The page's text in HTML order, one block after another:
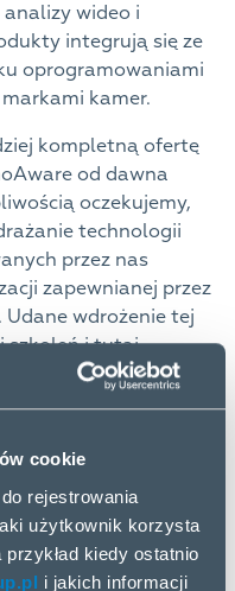
cookie
rejestrowania
użytkownik korzysta
kiedy ostatnio
i jakich informacji
wideo i
integrują się ze
oprogramowaniami
kamer.
kompletną ofertę
od dawna
oczekujemy,
technologii
przez nas
zapewnianej przez
wdrożenie tej
szkoleń i tutaj
Kristaps Kirpitis,
Group.
nadzoru
który można
Intrusion, Gate
Rate, Hot Zones,